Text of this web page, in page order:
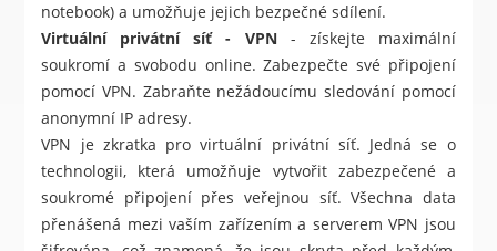
notebook) a umožňuje jejich bezpečné sdílení.
Virtuální privátní síť - VPN- získejte maximální
soukromí a svobodu online. Zabezpečte své připojení
pomocí VPN. Zabraňte nežádoucímu sledování pomocí
anonymní IP adresy.
VPN je zkratka pro virtuální privátní síť. Jedná se o
technologii, která umožňuje vytvořit zabezpečené a
soukromé připojení přes veřejnou síť. Všechna data
přenášená mezi vaším zařízením a serverem VPN jsou